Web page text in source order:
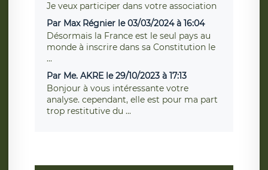
Je veux participer dans votre association
Par Max Régnier le 03/03/2024 à 16:04
Désormais la France est le seul pays au
monde à inscrire dans sa Constitution le
...
Par Me. AKRE le 29/10/2023 à 17:13
Bonjour à vous intéressante votre
analyse. cependant, elle est pour ma part
trop restitutive du ...